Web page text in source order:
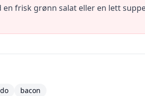
frisk grønn salat eller en lett
bacon